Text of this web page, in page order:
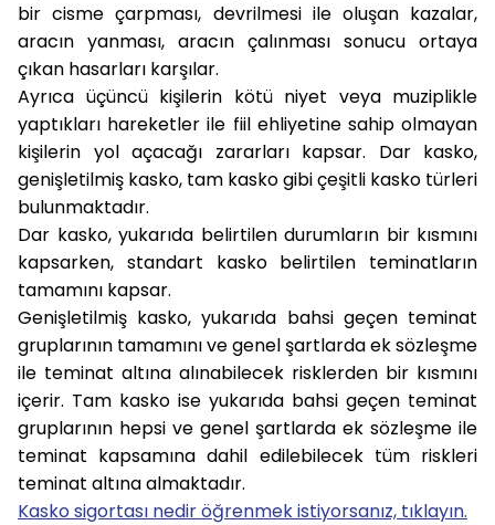
bir cisme çarpması, devrilmesi ile oluşan kazalar,
aracın yanması, aracın çalınması sonucu ortaya
çıkan hasarları karşılar.
Ayrıca üçüncü kişilerin kötü niyet veya muziplikle
yaptıkları hareketler ile fiil ehliyetine sahip olmayan
kişilerin yol açacağı zararları kapsar. Dar kasko,
genişletilmiş kasko, tam kasko gibi çeşitli kasko türleri
bulunmaktadır.
Dar kasko, yukarıda belirtilen durumların bir kısmını
kapsarken, standart kasko belirtilen teminatların
tamamını kapsar.
Genişletilmiş kasko, yukarıda bahsi geçen teminat
gruplarının tamamını ve genel şartlarda ek sözleşme
ile teminat altına alınabilecek risklerden bir kısmını
içerir. Tam kasko ise yukarıda bahsi geçen teminat
gruplarının hepsi ve genel şartlarda ek sözleşme ile
teminat kapsamına dahil edilebilecek tüm riskleri
teminat altına almaktadır.
Kasko sigortası nedir öğrenmek istiyorsanız, tıklayın.